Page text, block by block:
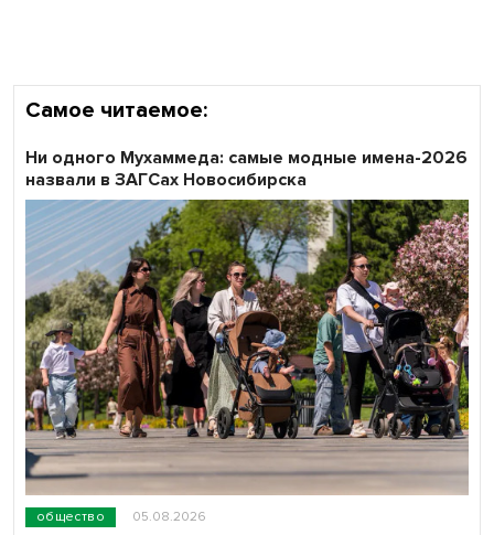
Самое читаемое:
общество 05.08.2026
Ни одного Мухаммеда: самые модные имена-2026
назвали в ЗАГСах Новосибирска